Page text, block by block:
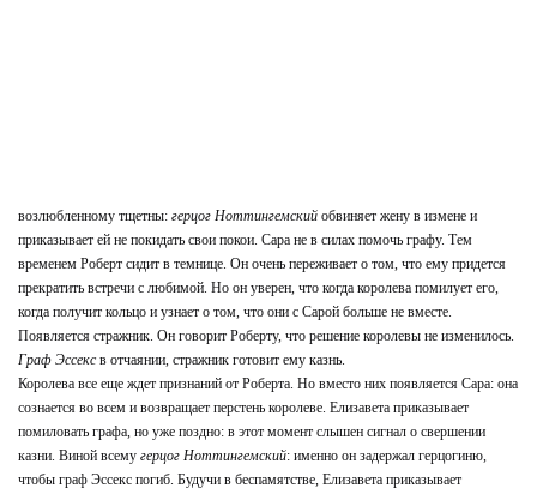
возлюбленному тщетны: герцог Ноттингемский обвиняет жену в измене и
приказывает ей не покидать свои покои. Сара не в силах помочь графу. Тем
временем Роберт сидит в темнице. Он очень переживает о том, что ему придется
прекратить встречи с любимой. Но он уверен, что когда королева помилует его,
когда получит кольцо и узнает о том, что они с Сарой больше не вместе.
Появляется стражник. Он говорит Роберту, что решение королевы не изменилось.
Граф Эссексв отчаянии, стражник готовит ему казнь.
Королева все еще ждет признаний от Роберта. Но вместо них появляется Сара: она
сознается во всем и возвращает перстень королеве. Елизавета приказывает
помиловать графа, но уже поздно: в этот момент слышен сигнал о свершении
казни. Виной всему герцог Ноттингемский: именно он задержал герцогиню,
чтобы граф Эссекс погиб. Будучи в беспамятстве, Елизавета приказывает